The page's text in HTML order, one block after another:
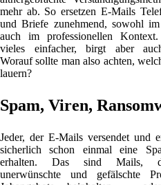
mehr ab. So ersetzen E-Mails
und Briefe zunehmend, sowohl
auch im professionellen
vieles einfacher, birgt aber
Worauf sollte man also achten,
lauern?
Spam, Viren,
Jeder, der E-Mails versendet und
sicherlich schon einmal eine
erhalten. Das sind Mails,
unerwünschte und gefälschte